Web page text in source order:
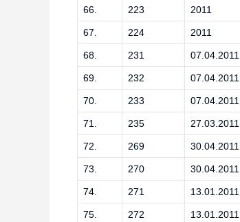
66. 223 2011
67. 224 2011
68. 231 07.04.2011
69. 232 07.04.2011
70. 233 07.04.2011
71. 235 27.03.2011
72. 269 30.04.2011
73. 270 30.04.2011
74. 271 13.01.2011
75. 272 13.01.2011